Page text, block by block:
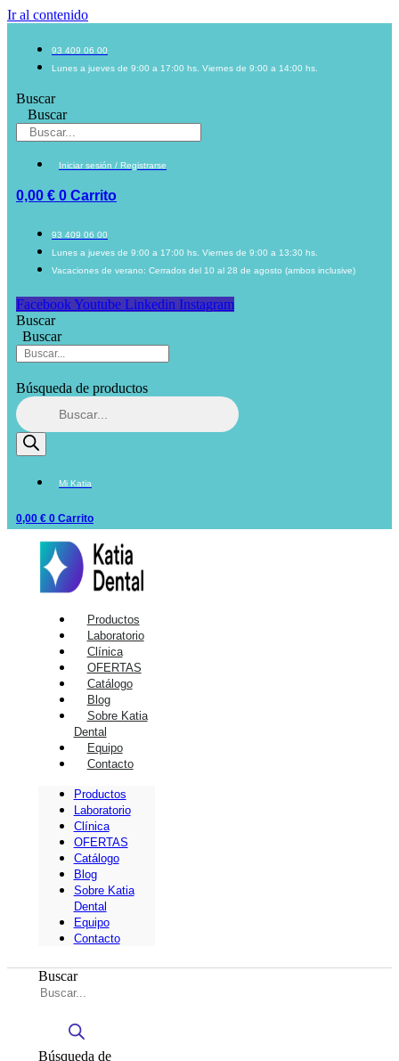
Ir al contenido
93 409 06 00
Lunes a jueves de 9:00 a 17:00 hs. Viernes de 9:00 a 14:00 hs.
Buscar
Buscar
Iniciar sesión / Registrarse
0,00 € 0 Carrito
93 409 06 00
Lunes a jueves de 9:00 a 17:00 hs. Viernes de 9:00 a 13:30 hs.
Vacaciones de verano: Cerrados del 10 al 28 de agosto (ambos inclusive)
Facebook Youtube Linkedin Instagram
Buscar
Buscar
Búsqueda de productos
Mi Katia
0,00 € 0 Carrito
Productos
Laboratorio
Clínica
OFERTAS
Catálogo
Blog
Sobre Katia
Dental
Equipo
Contacto
Productos
Laboratorio
Clínica
OFERTAS
Catálogo
Blog
Sobre Katia
Dental
Equipo
Contacto
Buscar
Búsqueda de